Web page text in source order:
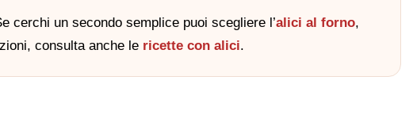
cerchi un secondo semplice puoi scegliere l’alici al forno,
consulta anche le ricette con alici.